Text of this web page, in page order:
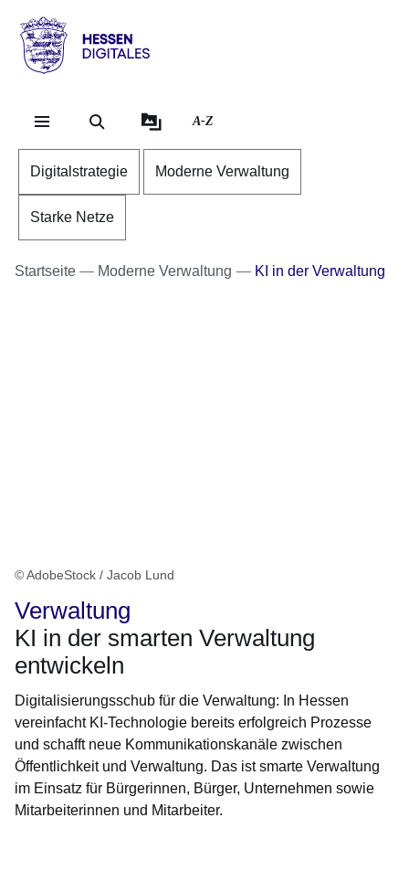
Hessen
Digitales
A-Z
Digitalstrategie Moderne Verwaltung
Starke Netze
Startseite Moderne Verwaltung KI in der Verwaltung
© AdobeStock / Jacob Lund
Verwaltung
KI in der smarten Verwaltung
entwickeln
Digitalisierungsschub für die Verwaltung: In Hessen
vereinfacht KI-Technologie bereits erfolgreich Prozesse
und schafft neue Kommunikationskanäle zwischen
Öffentlichkeit und Verwaltung. Das ist smarte Verwaltung
im Einsatz für Bürgerinnen, Bürger, Unternehmen sowie
Mitarbeiterinnen und Mitarbeiter.